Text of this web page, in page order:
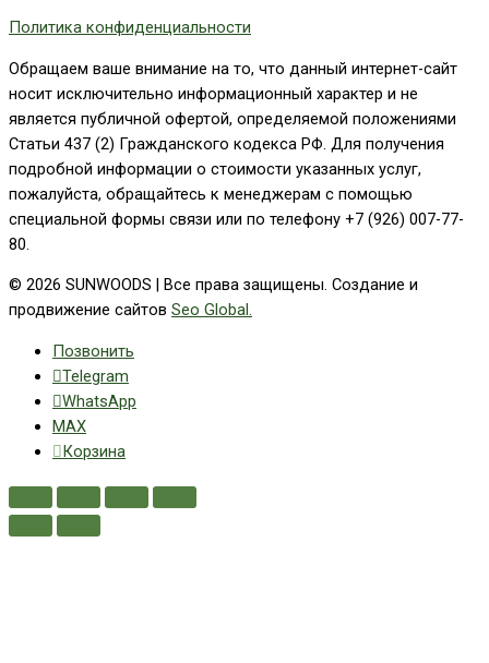
Политика конфиденциальности
Обращаем ваше внимание на то, что данный интернет-сайт
носит исключительно информационный характер и не
является публичной офертой, определяемой положениями
Статьи 437 (2) Гражданского кодекса РФ. Для получения
подробной информации о стоимости указанных услуг,
пожалуйста, обращайтесь к менеджерам с помощью
специальной формы связи или по телефону +7 (926) 007-77-
80.
© 2026 SUNWOODS | Все права защищены. Создание и
продвижение сайтов Seo Global.
Позвонить
Telegram
WhatsApp
MAX
Корзина